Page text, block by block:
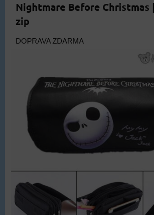
Nightmare Before Christmas
zip
DOPRAVA ZDARMA